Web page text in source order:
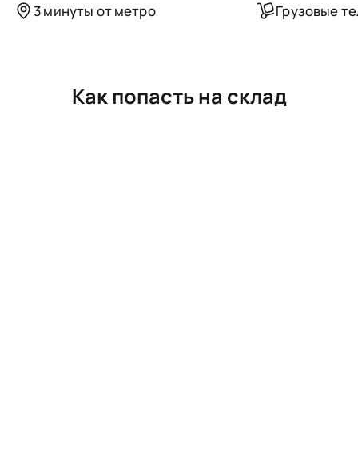
3 минуты от метро Грузовые
Как попасть на склад